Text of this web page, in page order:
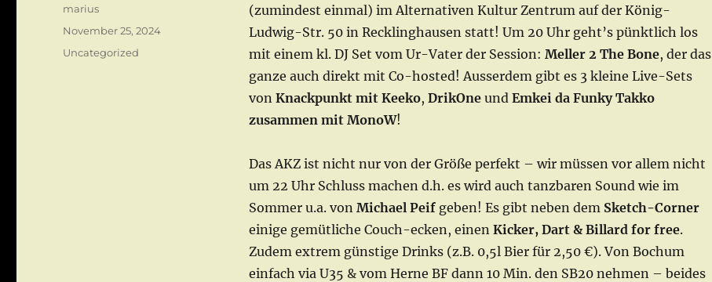
(zumindest einmal) im Alternativen Kultur Zentrum auf der König-
Ludwig-Str. 50 in Recklinghausen statt! Um 20 Uhr geht’s pünktlich los
mit einem kl. DJ Set vom Ur-Vater der Session: Meller 2 The Bone, der das
ganze auch direkt mit Co-hosted! Ausserdem gibt es 3 kleine Live-Sets
von Knackpunkt mit Keeko, DrikOneund Emkei da Funky Takko
zusammen mit MonoW!
Das AKZ ist nicht nur von der Größe perfekt – wir müssen vor allem nicht
um 22 Uhr Schluss machen d.h. es wird auch tanzbaren Sound wie im
Sommer u.a. von Michael Peifgeben! Es gibt neben dem Sketch-Corner
einige gemütliche Couch-ecken, einen Kicker, Dart & Billard for free.
Zudem extrem günstige Drinks (z.B. 0,5l Bier für 2,50 €). Von Bochum
einfach via U35 & vom Herne BF dann 10 Min. den SB20 nehmen – beides
Autor
marius
Veröffentlicht
November 25, 2024
Kategorien
Uncategorized